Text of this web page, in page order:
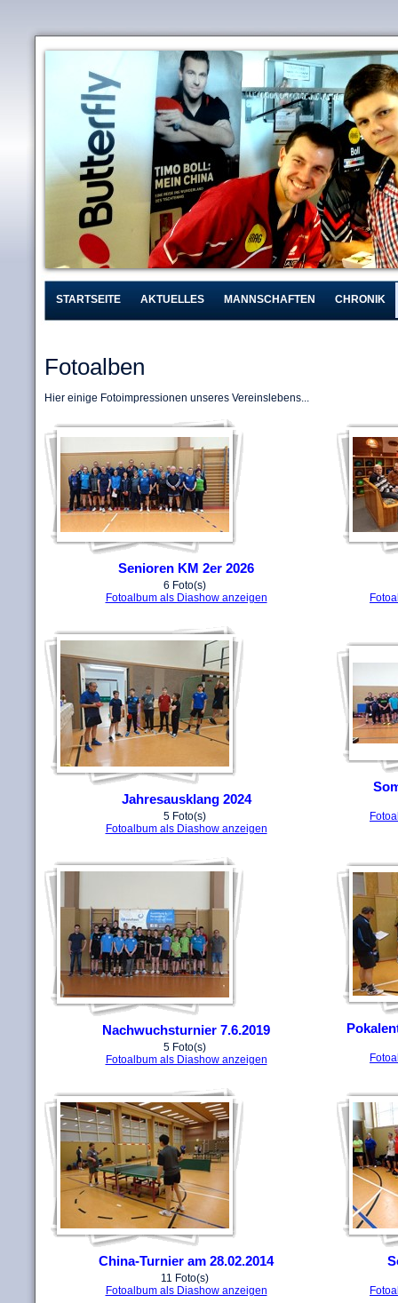
STARTSEITE AKTUELLES MANNSCHAFTEN CHRONIK
Fotoalben
Hier einige Fotoimpressionen unseres Vereinslebens...
Senioren KM 2er 2026
6 Foto(s)
Fotoalbum als Diashow anzeigen
Jahresausklang 2024
5 Foto(s)
Fotoalbum als Diashow anzeigen
Nachwuchsturnier 7.6.2019
5 Foto(s)
Fotoalbum als Diashow anzeigen
China-Turnier am 28.02.2014
11 Foto(s)
Fotoalbum als Diashow anzeigen